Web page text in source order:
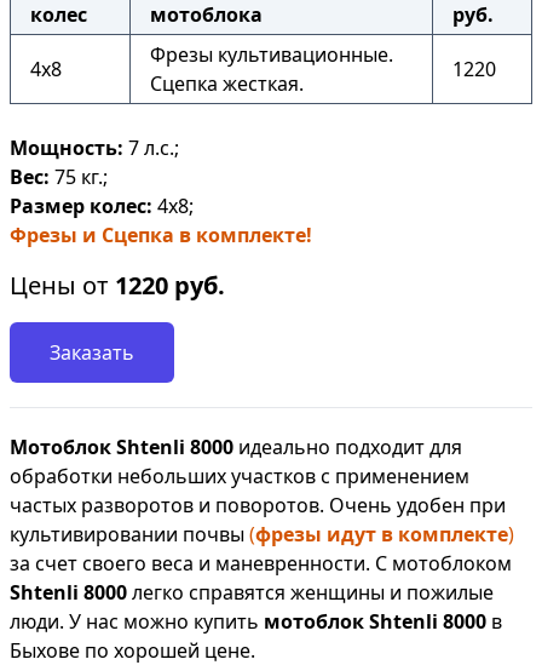
колес
мотоблока
руб.
4х8
Фрезы культивационные.
Сцепка жесткая.
1220
Мощность: 7 л.с.;
Вес: 75 кг.;
Размер колес: 4х8;
Фрезы и Сцепка в комплекте!
Цены от 1220 руб.
Заказать
Мотоблок Shtenli 8000 идеально подходит для
обработки небольших участков с применением
частых разворотов и поворотов. Очень удобен при
культивировании почвы(фрезы идут в комплекте)
за счет своего веса и маневренности. С мотоблоком
Shtenli 8000легко справятся женщины и пожилые
люди. У нас можно купить мотоблок Shtenli 8000 в
Быхове по хорошей цене.